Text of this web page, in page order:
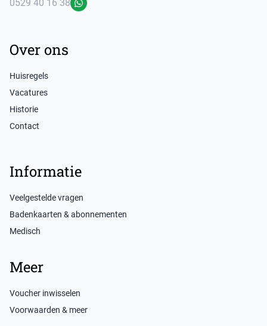
0529 40 16 38
WhatsApp
Over ons
Huisregels
Vacatures
Historie
Contact
Informatie
Veelgestelde vragen
Badenkaarten & abonnementen
Medisch
Meer
Voucher inwisselen
Voorwaarden & meer